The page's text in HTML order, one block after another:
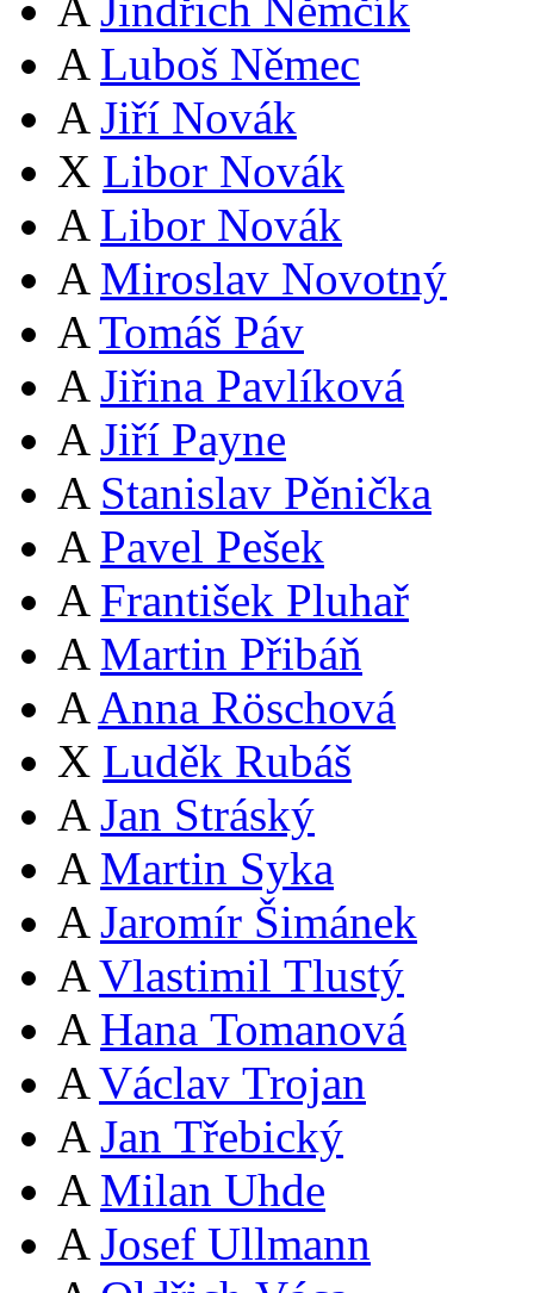
A Luboš Němec
A Jiří Novák
X Libor Novák
A Libor Novák
A Miroslav Novotný
A Tomáš Páv
A Jiřina Pavlíková
A Jiří Payne
A Stanislav Pěnička
A Pavel Pešek
A František Pluhař
A Martin Přibáň
A Anna Röschová
X Luděk Rubáš
A Jan Stráský
A Martin Syka
A Jaromír Šimánek
A Vlastimil Tlustý
A Hana Tomanová
A Václav Trojan
A Jan Třebický
A Milan Uhde
A Josef Ullmann